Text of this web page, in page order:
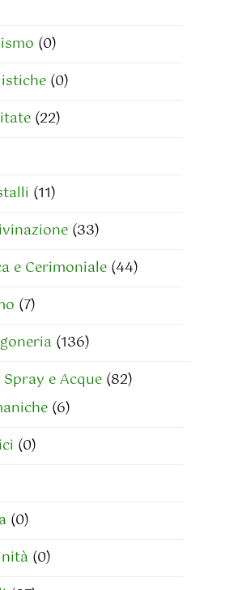
(0)
(0)
(22)
(11)
(33)
e Cerimoniale (44)
(7)
(136)
e Acque (82)
(6)
(0)
(0)
(0)